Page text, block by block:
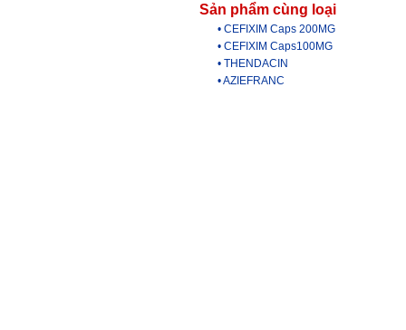
Sản phẩm cùng loại
• CEFIXIM Caps 200MG
• CEFIXIM Caps100MG
• THENDACIN
• AZIEFRANC